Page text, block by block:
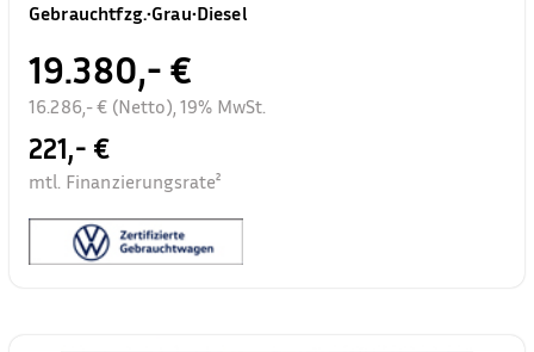
Gebrauchtfzg.•Grau•Diesel
19.380,- €
16.286,- € (Netto), 19% MwSt.
221,- €
mtl. Finanzierungsrate²